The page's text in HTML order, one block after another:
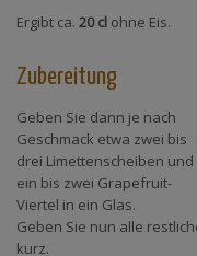
Ergibt ca. 20 cl ohne Eis.
Zubereitung
Geben Sie dann je nach
Geschmack etwa zwei bis
drei Limettenscheiben und
ein bis zwei Grapefruit-
Viertel in ein Glas.
Geben Sie nun alle
kurz.